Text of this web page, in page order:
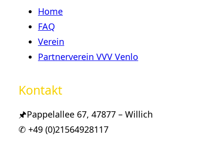
Home
FAQ
Verein
Partnerverein VVV Venlo
Kontakt
🖈Pappelallee 67, 47877 – Willich
✆ +49 (0)21564928117